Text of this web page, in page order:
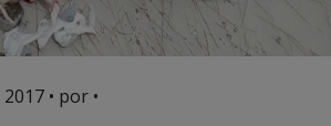
• por •